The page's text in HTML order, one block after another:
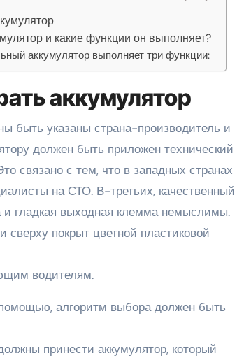
и какие функции он выполняет?
аккумулятор выполняет три функции:
аккумулятор
быть указаны страна-производитель и
должен быть приложен технический
связано с тем, что в западных странах
на СТО. В-третьих, качественный
и гладкая выходная клемма немыслимы.
покрыт цветной пластиковой
водителям.
алгоритм выбора должен быть
принести аккумулятор, который